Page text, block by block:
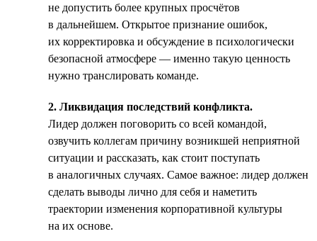
не допустить более крупных просчётов
в дальнейшем. Открытое признание ошибок,
их корректировка и обсуждение в психологически
безопасной атмосфере — именно такую ценность
нужно транслировать команде.
2. Ликвидация последствий конфликта.
Лидер должен поговорить со всей командой,
озвучить коллегам причину возникшей неприятной
ситуации и рассказать, как стоит поступать
в аналогичных случаях. Самое важное: лидер должен
сделать выводы лично для себя и наметить
траектории изменения корпоративной культуры
на их основе.